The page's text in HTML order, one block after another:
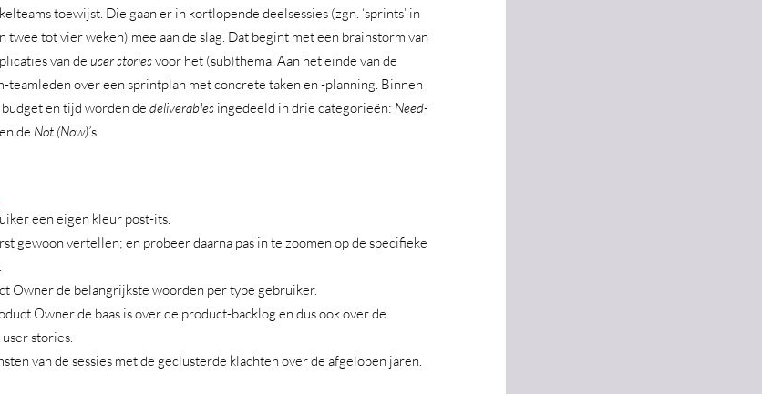
toewijst. Die gaan er in kortlopende deelsessies (zgn. ‘sprints’ in
twee tot vier weken) mee aan de slag. Dat begint met een brainstorm van
van de user stories voor het (sub)thema. Aan het einde van de
teamleden over een sprintplan met concrete taken en -planning. Binnen
en tijd worden de deliverables ingedeeld in drie categorieën: Need-
en de Not (Now)’s.
een eigen kleur post-its.
gewoon vertellen; en probeer daarna pas in te zoomen op de specifieke
Owner de belangrijkste woorden per type gebruiker.
Owner de baas is over de product-backlog en dus ook over de
stories.
van de sessies met de geclusterde klachten over de afgelopen jaren.